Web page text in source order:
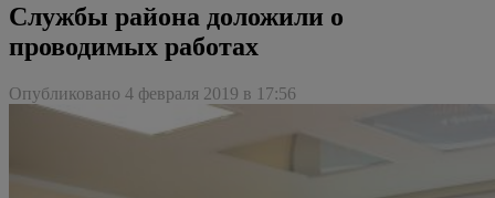
Службы района доложили о
проводимых работах
Опубликовано 4 февраля 2019 в 17:56